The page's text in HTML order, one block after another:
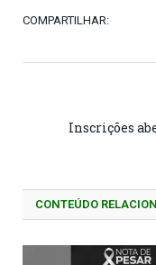
COMPARTILHAR:
Inscrições
CONTEÚDO